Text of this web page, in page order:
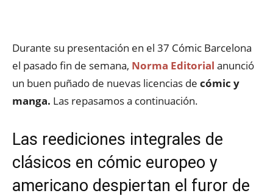
Durante su presentación en el 37 Cómic Barcelona
el pasado fin de semana, Norma Editorial anunció
un buen puñado de nuevas licencias de cómic y
manga. Las repasamos a continuación.
Las reediciones integrales de
clásicos en cómic europeo y
americano despiertan el furor de